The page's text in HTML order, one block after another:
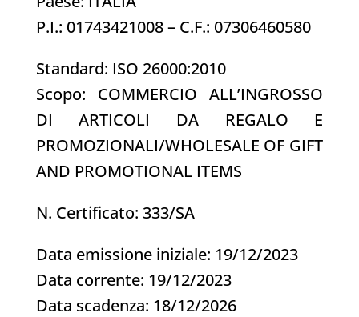
P.I.: 01743421008 – C.F.: 07306460580
Standard: ISO 26000:2010
Scopo: COMMERCIO ALL’INGROSSO
DI ARTICOLI DA REGALO E
PROMOZIONALI/WHOLESALE OF GIFT
AND PROMOTIONAL ITEMS
N. Certificato: 333/SA
Data emissione iniziale: 19/12/2023
Data corrente: 19/12/2023
Data scadenza: 18/12/2026